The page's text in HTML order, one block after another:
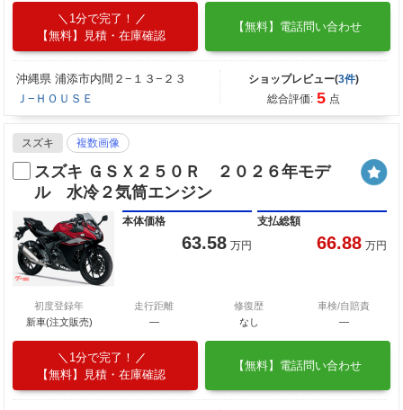
1分で完了！
【無料】見積・在庫確認
【無料】電話問い合わせ
沖縄県 浦添市内間２−１３−２３
Ｊ−ＨＯＵＳＥ
ショップレビュー(3件)
総合評価: 5 点
スズキ 複数画像
スズキ ＧＳＸ２５０Ｒ ２０２６年モデ
ル 水冷２気筒エンジン
本体価格
63.58 万円
支払総額
66.88 万円
初度登録年
新車(注文販売)
走行距離
―
修復歴
なし
車検/自賠責
―
1分で完了！
【無料】見積・在庫確認
【無料】電話問い合わせ